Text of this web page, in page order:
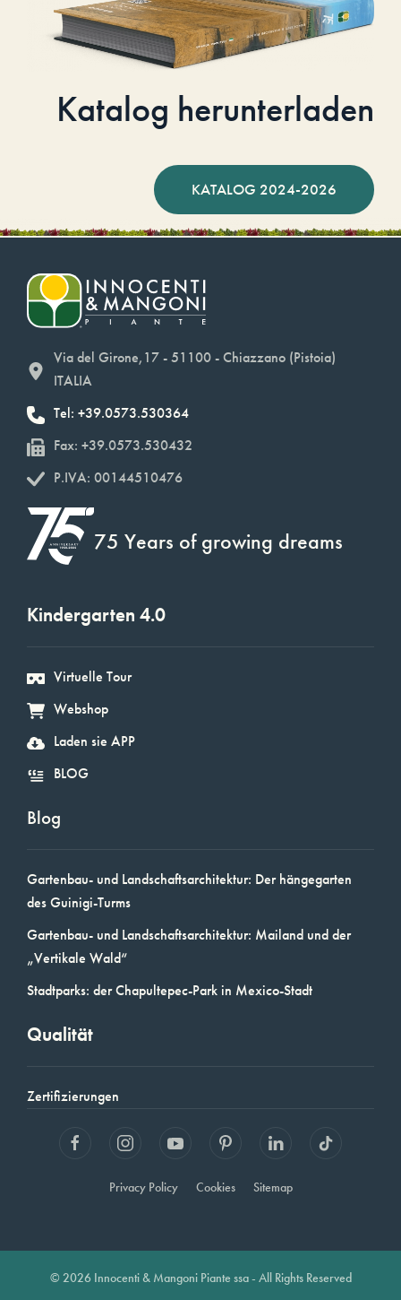
Katalog herunterladen
KATALOG 2024-2026
Via del Girone,17 - 51100 - Chiazzano (Pistoia)
ITALIA
Tel: +39.0573.530364
Fax: +39.0573.530432
P.IVA: 00144510476
75 Years of growing dreams
Kindergarten 4.0
Virtuelle Tour
Webshop
Laden sie APP
BLOG
Blog
Gartenbau- und Landschaftsarchitektur: Der hängegarten
des Guinigi-Turms
Gartenbau- und Landschaftsarchitektur: Mailand und der
„Vertikale Wald“
Stadtparks: der Chapultepec-Park in Mexico-Stadt
Qualität
Zertifizierungen
Privacy Policy Cookies Sitemap
© 2026 Innocenti & Mangoni Piante ssa - All Rights Reserved